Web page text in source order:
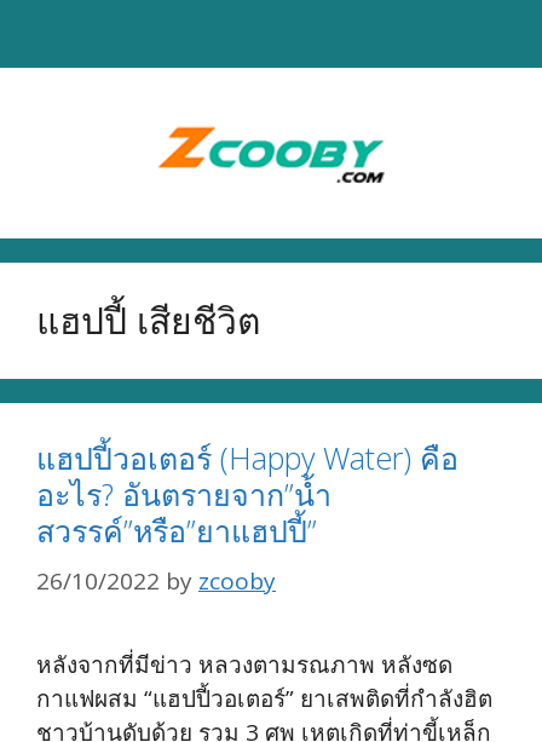
แฮปปี้ เสียชีวิต
แฮปปี้วอเตอร์ (Happy Water) คือ
อะไร? อันตรายจาก”น้ำ
สวรรค์”หรือ”ยาแฮปปี้”
26/10/2022 by zcooby
หลังจากที่มีข่าว หลวงตามรณภาพ หลังซด
กาแฟผสม “แฮปปี้วอเตอร์” ยาเสพติดที่กำลังฮิต
ชาวบ้านดับด้วย รวม 3 ศพ เหตุเกิดที่ท่าขี้เหล็ก